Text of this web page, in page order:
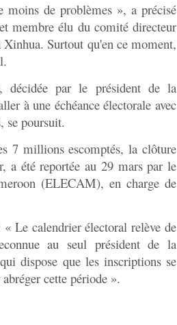
de problèmes », a précisé
membre élu du comité directeur
Surtout qu'en ce moment,
décidée par le président de la
à une échéance électorale avec
se poursuit.
7 millions escomptés, la clôture
a été reportée au 29 mars par le
(ELECAM), en charge de
Le calendrier électoral relève de
au seul président de la
dispose que les inscriptions se
cette période ».